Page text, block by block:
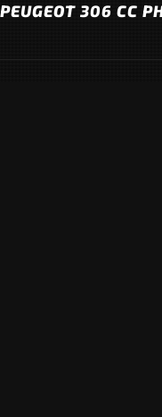
PEUGEOT 306 CC